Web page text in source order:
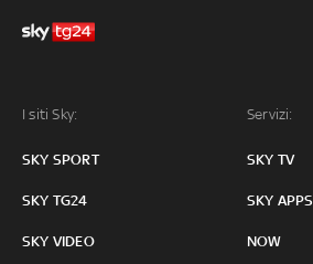
I siti Sky:
SKY SPORT
SKY TG24
SKY VIDEO
Servizi:
SKY TV
SKY APPS
NOW